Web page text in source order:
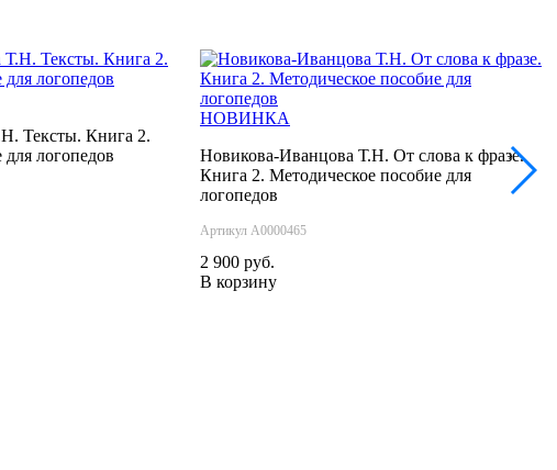
Тексты. Книга 2.
логопедов
НОВИНКА
Новикова-Иванцова Т.Н. От слова к фразе.
Книга 2. Методическое пособие для
логопедов
Артикул А0000465
2 900 руб.
В корзину
›